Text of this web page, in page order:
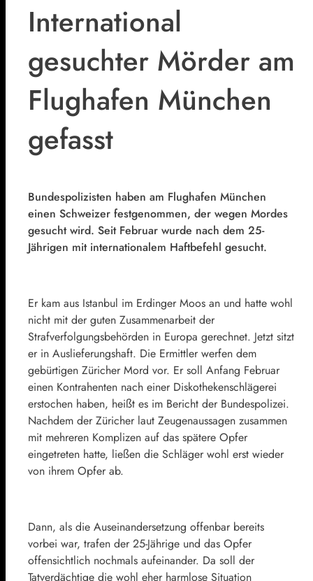
International
gesuchter Mörder am
Flughafen München
gefasst
Bundespolizisten haben am Flughafen München
einen Schweizer festgenommen, der wegen Mordes
gesucht wird. Seit Februar wurde nach dem 25-
Jährigen mit internationalem Haftbefehl gesucht.
Er kam aus Istanbul im Erdinger Moos an und hatte wohl
nicht mit der guten Zusammenarbeit der
Strafverfolgungsbehörden in Europa gerechnet. Jetzt sitzt
er in Auslieferungshaft. Die Ermittler werfen dem
gebürtigen Züricher Mord vor. Er soll Anfang Februar
einen Kontrahenten nach einer Diskothekenschlägerei
erstochen haben, heißt es im Bericht der Bundespolizei.
Nachdem der Züricher laut Zeugenaussagen zusammen
mit mehreren Komplizen auf das spätere Opfer
eingetreten hatte, ließen die Schläger wohl erst wieder
von ihrem Opfer ab.
Dann, als die Auseinandersetzung offenbar bereits
vorbei war, trafen der 25-Jährige und das Opfer
offensichtlich nochmals aufeinander. Da soll der
Tatverdächtige die wohl eher harmlose Situation